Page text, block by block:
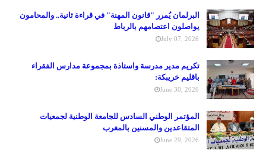
البرلمان يُمرر "قانون المهنة" في قراءة ثانية.. والمحامون
يواصلون اعتصامهم بالرباط
July 07, 2026
تكريم مدير مدرسة واستاذة بمجموعة مدارس الفقراء
باقليم خريبكة:
June 30, 2026
المؤتمر الوطني السادس للجامعة الوطنية لجمعيات
المتقاعدين والمسنين بالمغرب
June 29, 2026